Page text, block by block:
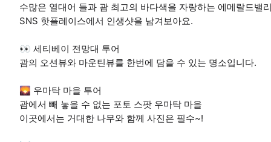
수많은 열대어 들과 괌 최고의 바다색을 자랑하는 에메랄드밸리
SNS 핫플레이스에서 인생샷을 남겨보아요.
👀 세티베이 전망대 투어
괌의 오션뷰와 마운틴뷰를 한번에 담을 수 있는 명소입니다.
🌄 우마탁 마을 투어
괌에서 빼 놓을 수 없는 포토 스팟 우마탁 마을
이곳에서는 거대한 나무와 함께 사진은 필수~!